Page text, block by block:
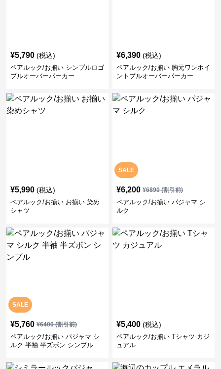
¥5,790 (税込)
ペアルック/お揃い シンプルロゴ
プルオーバーパーカー
¥6,390 (税込)
ペアルック/お揃い 胸元ワンポイ
ントプルオーバーパーカー
¥5,990 (税込)
ペアルック/お揃い お揃い 染め
シャツ
SALE
¥6,200 ¥6890(割引前)
ペアルック/お揃い パジャマ シ
ルク
SALE
¥5,760 ¥6400(割引前)
ペアルック/お揃い パジャマ シ
ルク 半袖 半ズボン シンプル
¥5,400 (税込)
ペアルック/お揃い Tシャツ カジ
ュアル